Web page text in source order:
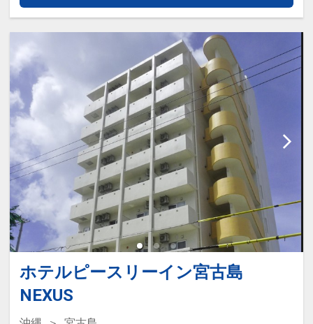
ホテルピースリーイン宮古島
NEXUS